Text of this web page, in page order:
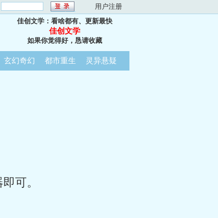
用户注册
佳创文学：看啥都有、更新最快
佳创文学
如果你觉得好，恳请收藏
玄幻奇幻 都市重生 灵异悬疑
可。